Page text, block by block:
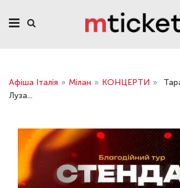
Афіша Італія » Мілан » КОНЦЕРТИ »
Луза...